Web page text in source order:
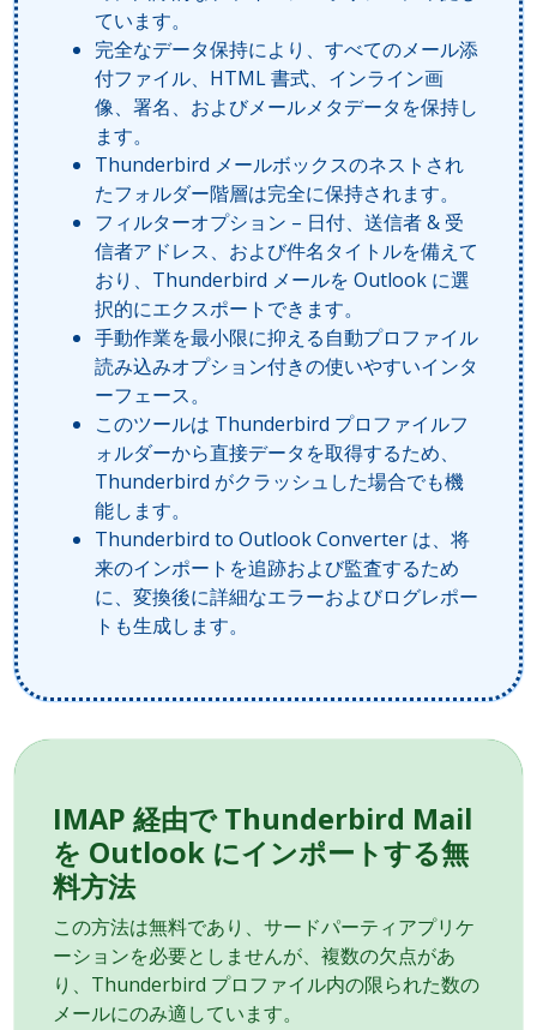
ています。
完全なデータ保持により、すべてのメール添
付ファイル、HTML 書式、インライン画
像、署名、およびメールメタデータを保持し
ます。
Thunderbird メールボックスのネストされ
たフォルダー階層は完全に保持されます。
フィルターオプション – 日付、送信者 & 受
信者アドレス、および件名タイトルを備えて
おり、Thunderbird メールを Outlook に選
択的にエクスポートできます。
手動作業を最小限に抑える自動プロファイル
読み込みオプション付きの使いやすいインタ
ーフェース。
このツールは Thunderbird プロファイルフ
ォルダーから直接データを取得するため、
Thunderbird がクラッシュした場合でも機
能します。
Thunderbird to Outlook Converter は、将
来のインポートを追跡および監査するため
に、変換後に詳細なエラーおよびログレポー
トも生成します。
IMAP 経由で Thunderbird Mail
を Outlook にインポートする無
料方法
この方法は無料であり、サードパーティアプリケ
ーションを必要としませんが、複数の欠点があ
り、Thunderbird プロファイル内の限られた数の
メールにのみ適しています。